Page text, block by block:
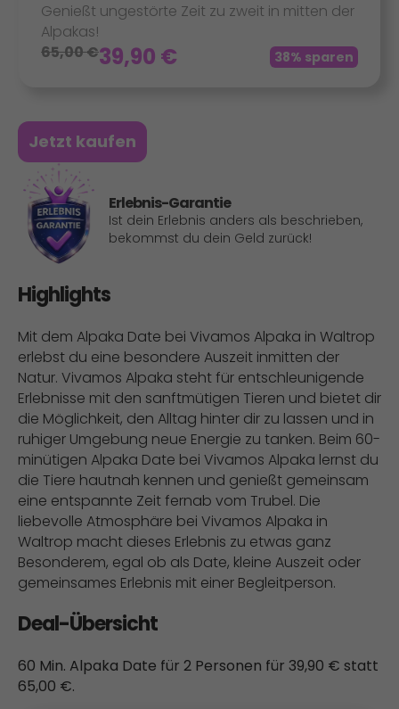
Genießt ungestörte Zeit zu zweit in mitten der
Alpakas!
65,00€39,90 € 38% sparen
Jetzt kaufen
Erlebnis-Garantie
Ist dein Erlebnis anders als beschrieben,
bekommst du dein Geld zurück!
Highlights
Mit dem Alpaka Date bei Vivamos Alpaka in Waltrop
erlebst du eine besondere Auszeit inmitten der
Natur. Vivamos Alpaka steht für entschleunigende
Erlebnisse mit den sanftmütigen Tieren und bietet dir
die Möglichkeit, den Alltag hinter dir zu lassen und in
ruhiger Umgebung neue Energie zu tanken. Beim 60-
minütigen Alpaka Date bei Vivamos Alpaka lernst du
die Tiere hautnah kennen und genießt gemeinsam
eine entspannte Zeit fernab vom Trubel. Die
liebevolle Atmosphäre bei Vivamos Alpaka in
Waltrop macht dieses Erlebnis zu etwas ganz
Besonderem, egal ob als Date, kleine Auszeit oder
gemeinsames Erlebnis mit einer Begleitperson.
Deal-Übersicht
60 Min. Alpaka Date für 2 Personen für 39,90 € statt
65,00 €.